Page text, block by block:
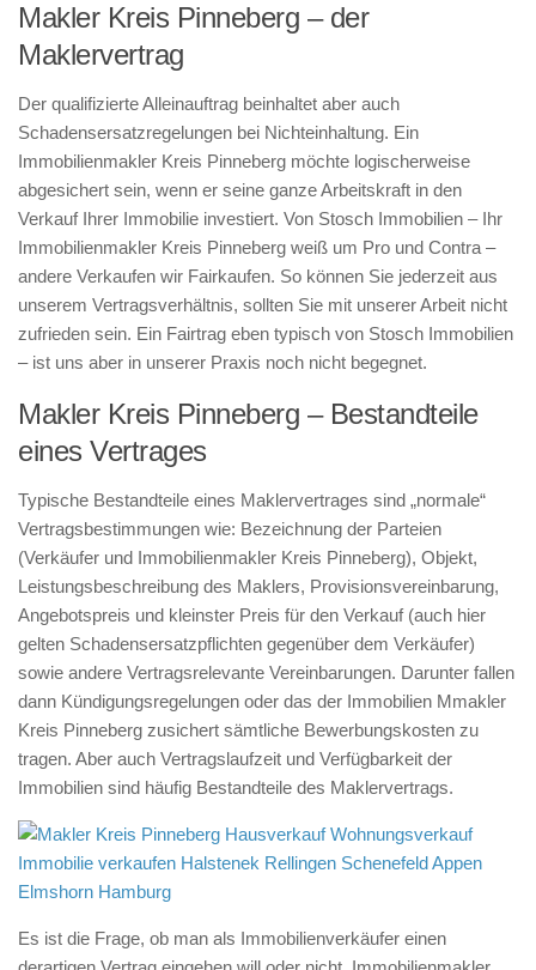
Makler Kreis Pinneberg – der
Maklervertrag
Der qualifizierte Alleinauftrag beinhaltet aber auch
Schadensersatzregelungen bei Nichteinhaltung. Ein
Immobilienmakler Kreis Pinneberg möchte logischerweise
abgesichert sein, wenn er seine ganze Arbeitskraft in den
Verkauf Ihrer Immobilie investiert. Von Stosch Immobilien – Ihr
Immobilienmakler Kreis Pinneberg weiß um Pro und Contra –
andere Verkaufen wir Fairkaufen. So können Sie jederzeit aus
unserem Vertragsverhältnis, sollten Sie mit unserer Arbeit nicht
zufrieden sein. Ein Fairtrag eben typisch von Stosch Immobilien
– ist uns aber in unserer Praxis noch nicht begegnet.
Makler Kreis Pinneberg – Bestandteile
eines Vertrages
Typische Bestandteile eines Maklervertrages sind „normale“
Vertragsbestimmungen wie: Bezeichnung der Parteien
(Verkäufer und Immobilienmakler Kreis Pinneberg), Objekt,
Leistungsbeschreibung des Maklers, Provisionsvereinbarung,
Angebotspreis und kleinster Preis für den Verkauf (auch hier
gelten Schadensersatzpflichten gegenüber dem Verkäufer)
sowie andere Vertragsrelevante Vereinbarungen. Darunter fallen
dann Kündigungsregelungen oder das der Immobilien Mmakler
Kreis Pinneberg zusichert sämtliche Bewerbungskosten zu
tragen. Aber auch Vertragslaufzeit und Verfügbarkeit der
Immobilien sind häufig Bestandteile des Maklervertrags.
Es ist die Frage, ob man als Immobilienverkäufer einen